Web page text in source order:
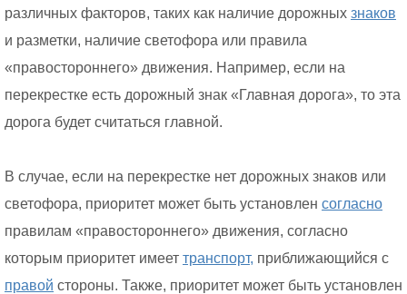
различных факторов, таких как наличие дорожных знаков
и разметки, наличие светофора или правила
«правостороннего» движения. Например, если на
перекрестке есть дорожный знак «Главная дорога», то эта
дорога будет считаться главной.
В случае, если на перекрестке нет дорожных знаков или
светофора, приоритет может быть установлен согласно
правилам «правостороннего» движения, согласно
которым приоритет имеет транспорт, приближающийся с
правой стороны. Также, приоритет может быть установлен